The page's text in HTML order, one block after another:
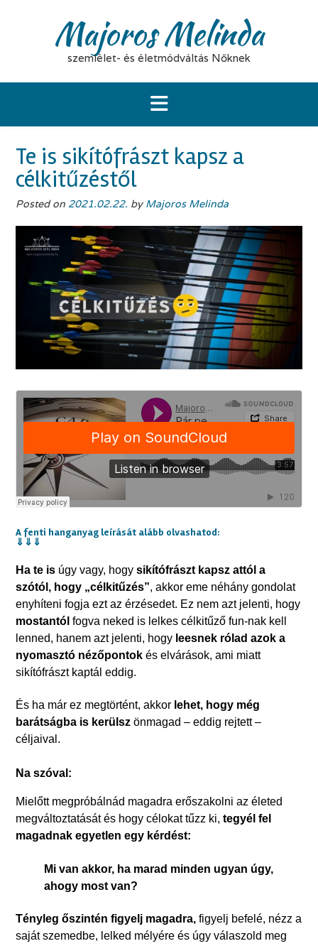
Majoros Melinda
szemlélet- és életmódváltás Nőknek
Te is sikítófrászt kapsz a
célkitűzéstől
Posted on 2021.02.22. by Majoros Melinda
A fenti hanganyag leírását alább olvashatod:
⇓ ⇓ ⇓
Ha te is úgy vagy, hogy sikítófrászt kapsz attól a
szótól, hogy „célkitűzés”, akkor eme néhány gondolat
enyhíteni fogja ezt az érzésedet. Ez nem azt jelenti, hogy
mostantól fogva neked is lelkes célkitűző fun-nak kell
lenned, hanem azt jelenti, hogy leesnek rólad azok a
nyomasztó nézőpontok és elvárások, ami miatt
sikítófrászt kaptál eddig.
És ha már ez megtörtént, akkor lehet, hogy még
barátságba is kerülsz önmagad – eddig rejtett –
céljaival.
Na szóval:
Mielőtt megpróbálnád magadra erőszakolni az életed
megváltoztatását és hogy célokat tűzz ki, tegyél fel
magadnak egyetlen egy kérdést:
Mi van akkor, ha marad minden ugyan úgy,
ahogy most van?
Tényleg őszintén figyelj magadra, figyelj befelé, nézz a
saját szemedbe, lelked mélyére és úgy válaszold meg